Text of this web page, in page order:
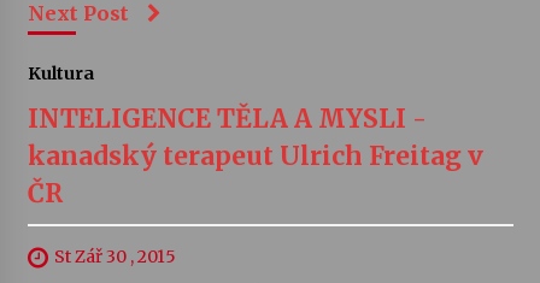
Next Post
Kultura
INTELIGENCE TĚLA A MYSLI -
kanadský terapeut Ulrich Freitag v
ČR
St Zář 30 , 2015